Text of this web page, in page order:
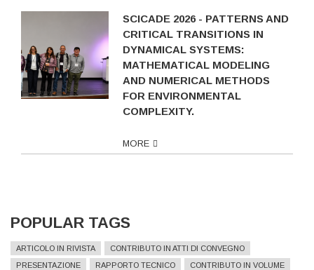
SCICADE 2026 - PATTERNS AND
CRITICAL TRANSITIONS IN
DYNAMICAL SYSTEMS:
MATHEMATICAL MODELING
AND NUMERICAL METHODS
FOR ENVIRONMENTAL
COMPLEXITY.
MORE
POPULAR TAGS
ARTICOLO IN RIVISTA
CONTRIBUTO IN ATTI DI CONVEGNO
PRESENTAZIONE
RAPPORTO TECNICO
CONTRIBUTO IN VOLUME